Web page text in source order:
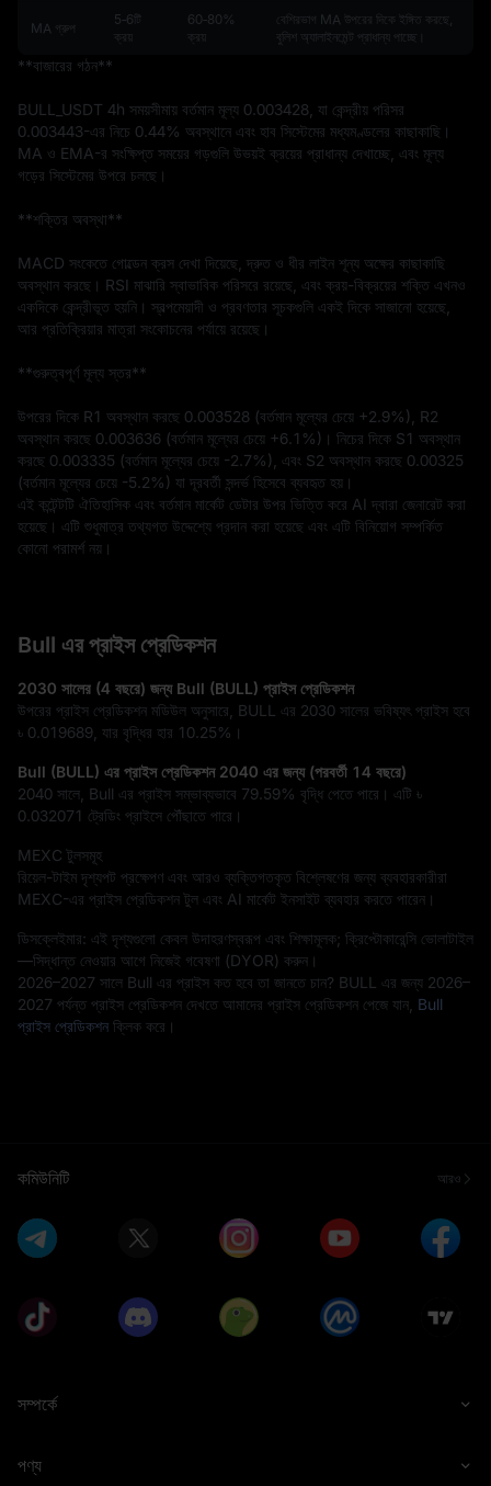
MA গ্রুপ
5‑6টি
60‑80%
বেশিরভাগ MA উপরের দিকে ইঙ্গিত করছে,
বুলিশ অ্যালাইনমেন্ট প্রাধান্য পাচ্ছে।
**বাজারের গঠন**
BULL_USDT 4h সময়সীমায় বর্তমান মূল্য 0.003428, যা কেন্দ্রীয় পরিসর
0.003443-এর নিচে 0.44% অবস্থানে এবং হাব সিস্টেমের মধ্যমণ্ডলের কাছাকাছি।
MA ও EMA-র সংক্ষিপ্ত সময়ের গড়গুলি উভয়ই ক্রয়ের প্রাধান্য দেখাচ্ছে, এবং মূল্য
গড়ের সিস্টেমের উপরে চলছে।
**শক্তির অবস্থা**
MACD সংকেতে গোল্ডেন ক্রস দেখা দিয়েছে, দ্রুত ও ধীর লাইন শূন্য অক্ষের কাছাকাছি
অবস্থান করছে। RSI মাঝারি স্বাভাবিক পরিসরে রয়েছে, এবং ক্রয়-বিক্রয়ের শক্তি এখনও
একদিকে কেন্দ্রীভূত হয়নি। স্বল্পমেয়াদী ও প্রবণতার সূচকগুলি একই দিকে সাজানো হয়েছে,
আর প্রতিক্রিয়ার মাত্রা সংকোচনের পর্যায়ে রয়েছে।
**গুরুত্বপূর্ণ মূল্য স্তর**
উপরের দিকে R1 অবস্থান করছে 0.003528 (বর্তমান মূল্যের চেয়ে +2.9%), R2
অবস্থান করছে 0.003636 (বর্তমান মূল্যের চেয়ে +6.1%)। নিচের দিকে S1 অবস্থান
করছে 0.003335 (বর্তমান মূল্যের চেয়ে -2.7%), এবং S2 অবস্থান করছে 0.00325
(বর্তমান মূল্যের চেয়ে -5.2%) যা দূরবর্তী সন্দর্ভ হিসেবে ব্যবহৃত হয়।
এই কন্টেন্টটি ঐতিহাসিক এবং বর্তমান মার্কেট ডেটার উপর ভিত্তি করে AI দ্বারা জেনারেট করা
হয়েছে। এটি শুধুমাত্র তথ্যগত উদ্দেশ্যে প্রদান করা হয়েছে এবং এটি বিনিয়োগ সম্পর্কিত
কোনো পরামর্শ নয়।
Bull এর প্রাইস প্রেডিকশন
2030 সালের (4 বছরে) জন্য Bull (BULL) প্রাইস প্রেডিকশন
উপরের প্রাইস প্রেডিকশন মডিউল অনুসারে, BULL এর 2030 সালের ভবিষ্যৎ প্রাইস হবে
৳ 0.019689 , যার বৃদ্ধির হার 10.25% ।
Bull (BULL) এর প্রাইস প্রেডিকশন 2040 এর জন্য (পরবর্তী 14 বছরে)
2040 সালে, Bull এর প্রাইস সম্ভাব্যভাবে 79.59% বৃদ্ধি পেতে পারে। এটি ৳
0.032071 ট্রেডিং প্রাইসে পৌঁছাতে পারে।
MEXC টুলসমূহ
রিয়েল-টাইম দৃশ্যপট প্রক্ষেপণ এবং আরও ব্যক্তিগতকৃত বিশ্লেষণের জন্য ব্যবহারকারীরা
MEXC-এর প্রাইস প্রেডিকশন টুল এবং AI মার্কেট ইনসাইট ব্যবহার করতে পারেন।
ডিসক্লেইমার: এই দৃশ্যগুলো কেবল উদাহরণস্বরূপ এবং শিক্ষামূলক; ক্রিপ্টোকারেন্সি ভোলাটাইল
—সিদ্ধান্ত নেওয়ার আগে নিজেই গবেষণা (DYOR) করুন।
2026–2027 সালে Bull এর প্রাইস কত হবে তা জানতে চান? BULL এর জন্য 2026–
2027 পর্যন্ত প্রাইস প্রেডিকশন দেখতে আমাদের প্রাইস প্রেডিকশন পেজে যান, Bull
প্রাইস প্রেডিকশন ক্লিক করে।
কমিউনিটি আরও
সম্পর্কে
পণ্য